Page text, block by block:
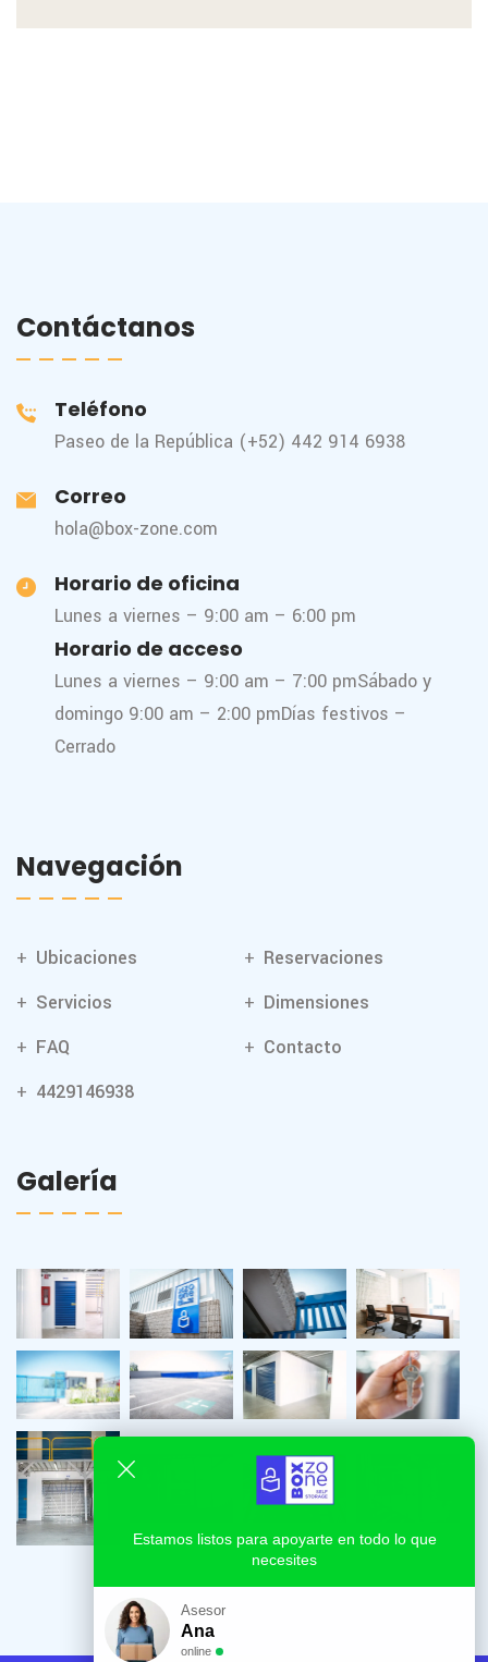
Contáctanos
Teléfono
Paseo de la República (+52) 442 914 6938
Correo
hola@box-zone.com
Horario de oficina
Lunes a viernes – 9:00 am – 6:00 pm
Horario de acceso
Lunes a viernes – 9:00 am – 7:00 pmSábado y
domingo 9:00 am – 2:00 pmDías festivos –
Cerrado
Navegación
Ubicaciones
Reservaciones
Servicios
Dimensiones
FAQ
Contacto
4429146938
Galería
Estamos listos para apoyarte en todo lo que
necesites
Asesor
Ana
online